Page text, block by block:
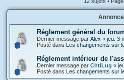
Réglement général du
Dernier message par Alex « jeu. 3
Posté dans Les changements sur
Réglement intérieur de
Dernier message par ChtiLug «
Posté dans Les changements sur